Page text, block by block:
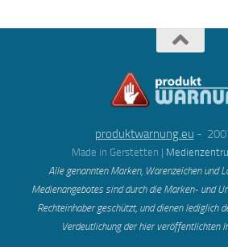
produktwarnung.eu -
Made in Gerstetten |
Alle genannten Marken, Warenzeichen und
Medienangebotes sind durch die Marken- und
Rechteinhaber geschützt, und dienen lediglich
Verdeutlichung der hier veröffentlichten